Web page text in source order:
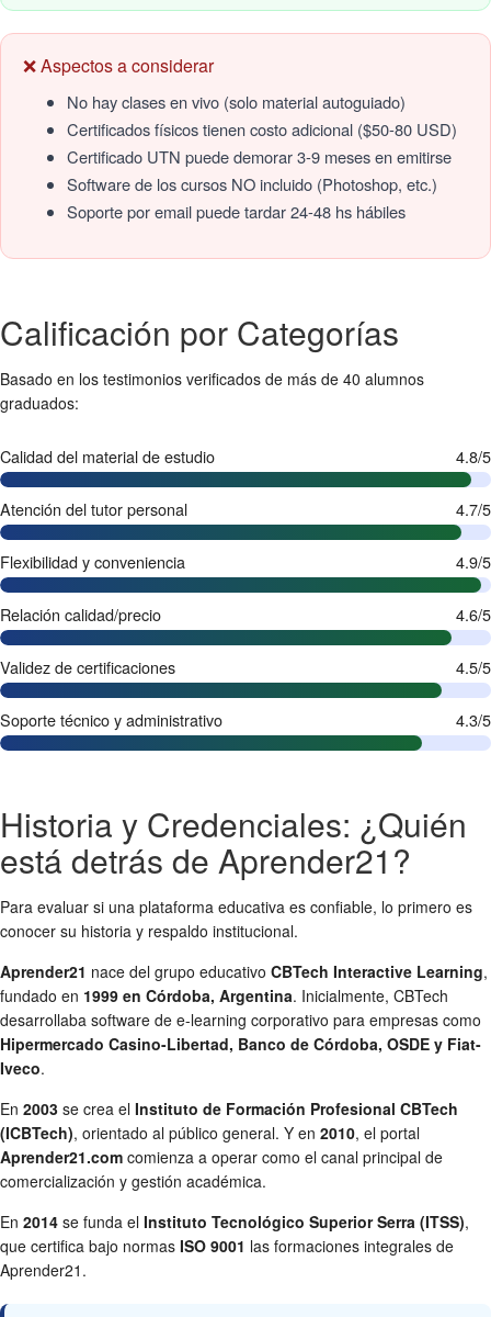
❌ Aspectos a considerar
No hay clases en vivo (solo material autoguiado)
Certificados físicos tienen costo adicional ($50-80 USD)
Certificado UTN puede demorar 3-9 meses en emitirse
Software de los cursos NO incluido (Photoshop, etc.)
Soporte por email puede tardar 24-48 hs hábiles
Calificación por Categorías
Basado en los testimonios verificados de más de 40 alumnos
graduados:
Calidad del material de estudio 4.8/5
Atención del tutor personal 4.7/5
Flexibilidad y conveniencia 4.9/5
Relación calidad/precio 4.6/5
Validez de certificaciones 4.5/5
Soporte técnico y administrativo 4.3/5
Historia y Credenciales: ¿Quién
está detrás de Aprender21?
Para evaluar si una plataforma educativa es confiable, lo primero es
conocer su historia y respaldo institucional.
Aprender21 nace del grupo educativo CBTech Interactive Learning,
fundado en 1999 en Córdoba, Argentina. Inicialmente, CBTech
desarrollaba software de e-learning corporativo para empresas como
Hipermercado Casino-Libertad, Banco de Córdoba, OSDE y Fiat-
Iveco.
En 2003 se crea el Instituto de Formación Profesional CBTech
(ICBTech), orientado al público general. Y en 2010, el portal
Aprender21.com comienza a operar como el canal principal de
comercialización y gestión académica.
En 2014 se funda el Instituto Tecnológico Superior Serra (ITSS),
que certifica bajo normas ISO 9001 las formaciones integrales de
Aprender21.